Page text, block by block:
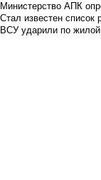
Министерство АПК
Стал известен
ВСУ ударили по жилой